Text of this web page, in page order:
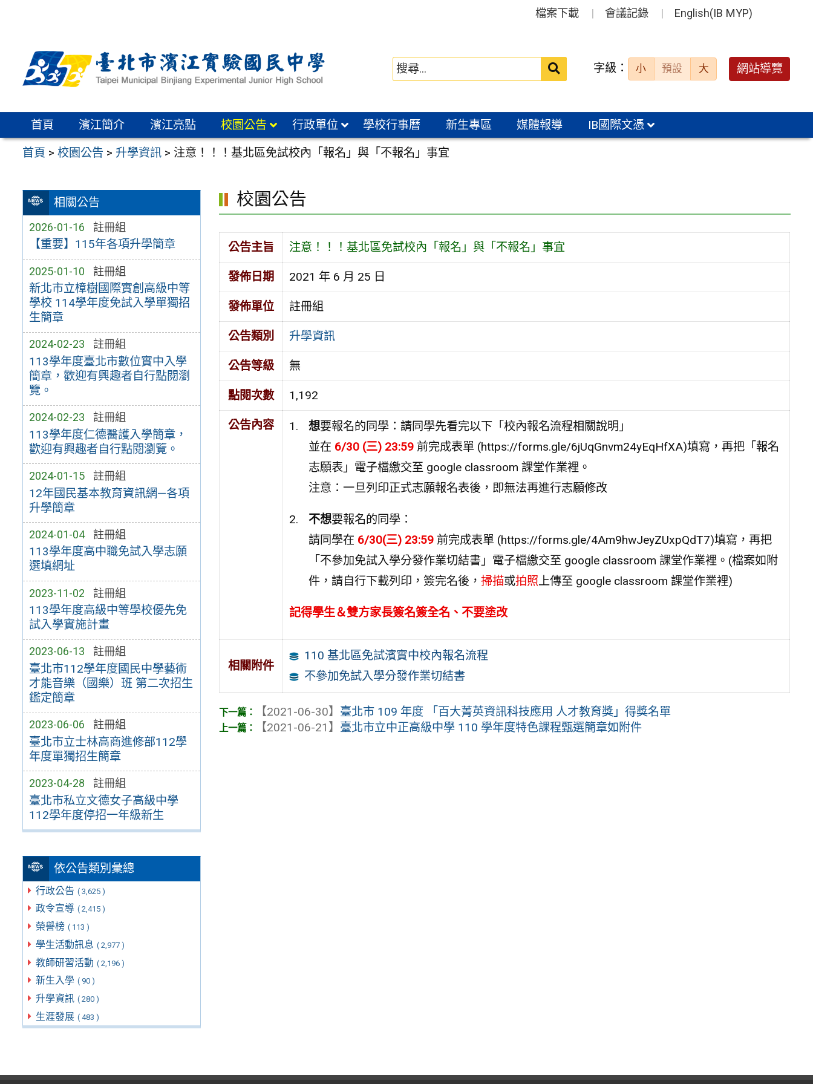
區
檔案下載 會議記錄 English(IB MYP)
送出 字級： 小 預設 大 網站導覽
首頁 濱江簡介 濱江亮點 校園公告 行政單位 學校行事曆 新生專區 媒體報導 IB國際文憑
首頁 >校園公告 > 升學資訊 > 注意！！！基北區免試校內「報名」與「不報名」事宜
相關公告
2026-01-16 註冊組
【重要】115年各項升學簡章
2025-01-10 註冊組
新北市立樟樹國際實創高級中等
學校 114學年度免試入學單獨招
生簡章
2024-02-23 註冊組
113學年度臺北市數位實中入學
簡章，歡迎有興趣者自行點閱瀏
覽。
2024-02-23 註冊組
113學年度仁德醫護入學簡章，
歡迎有興趣者自行點閱瀏覽。
2024-01-15 註冊組
12年國民基本教育資訊網—各項
升學簡章
2024-01-04 註冊組
113學年度高中職免試入學志願
選填網址
2023-11-02 註冊組
113學年度高級中等學校優先免
試入學實施計畫
2023-06-13 註冊組
臺北市112學年度國民中學藝術
才能音樂（國樂）班 第二次招生
鑑定簡章
2023-06-06 註冊組
臺北市立士林高商進修部112學
年度單獨招生簡章
2023-04-28 註冊組
臺北市私立文德女子高級中學
112學年度停招一年級新生
依公告類別彙總
行政公告 ( 3,625 )
政令宣導 ( 2,415 )
榮譽榜 ( 113 )
學生活動訊息 ( 2,977 )
教師研習活動 ( 2,196 )
新生入學 ( 90 )
升學資訊 ( 280 )
生涯發展 ( 483 )
校園公告
公告主旨 注意！！！基北區免試校內「報名」與「不報名」事宜
發佈日期 2021 年 6 月 25 日
發佈單位 註冊組
公告類別 升學資訊
公告等級 無
點閱次數 1,192
公告內容 想要報名的同學：請同學先看完以下「校內報名流程相關說明」
並在 6/30 (三) 23:59 前完成表單 (https://forms.gle/6jUqGnvm24yEqHfXA)填寫，再把「報名
志願表」電子檔繳交至 google classroom 課堂作業裡。
注意：一旦列印正式志願報名表後，即無法再進行志願修改
不想要報名的同學：
請同學在 6/30(三) 23:59 前完成表單 (https://forms.gle/4Am9hwJeyZUxpQdT7)填寫，再把
「不參加免試入學分發作業切結書」電子檔繳交至 google classroom 課堂作業裡。(檔案如附
件，請自行下載列印，簽完名後，掃描或拍照上傳至 google classroom 課堂作業裡)
記得學生＆雙方家長簽名簽全名、不要塗改
相關附件
110 基北區免試濱實中校內報名流程
不參加免試入學分發作業切結書
【2021-06-30】 臺北市 109 年度 「百大菁英資訊科技應用 人才教育獎」得獎名單
【2021-06-21】 臺北市立中正高級中學 110 學年度特色課程甄選簡章如附件